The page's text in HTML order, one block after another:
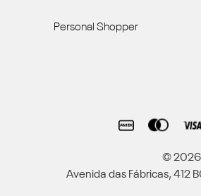
Personal Shopper
© 2026
Avenida das Fábricas, 412